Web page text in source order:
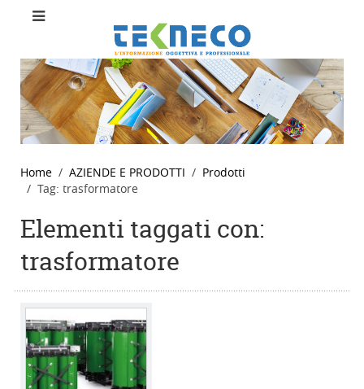
Home AZIENDE E PRODOTTI
Prodotti
Tag: trasformatore
Elementi taggati con:
trasformatore